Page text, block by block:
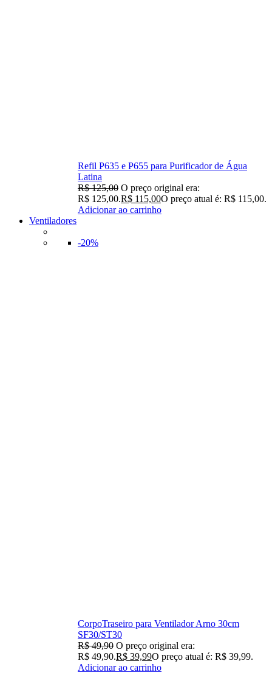
Refil P635 e P655 para Purificador de Água
Latina
R$125,00 O preço original era:
R$ 125,00.R$ 115,00O preço atual é: R$ 115,00.
Adicionar ao carrinho
Ventiladores
-20%
CorpoTraseiro para Ventilador Arno 30cm
SF30/ST30
R$49,90 O preço original era:
R$ 49,90.R$ 39,99O preço atual é: R$ 39,99.
Adicionar ao carrinho